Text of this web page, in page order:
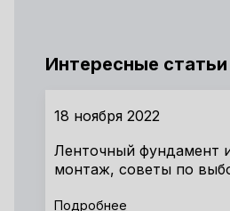
Интересные статьи
18 ноября 2022
Ленточный фундамент
монтаж, советы по
Подробнее